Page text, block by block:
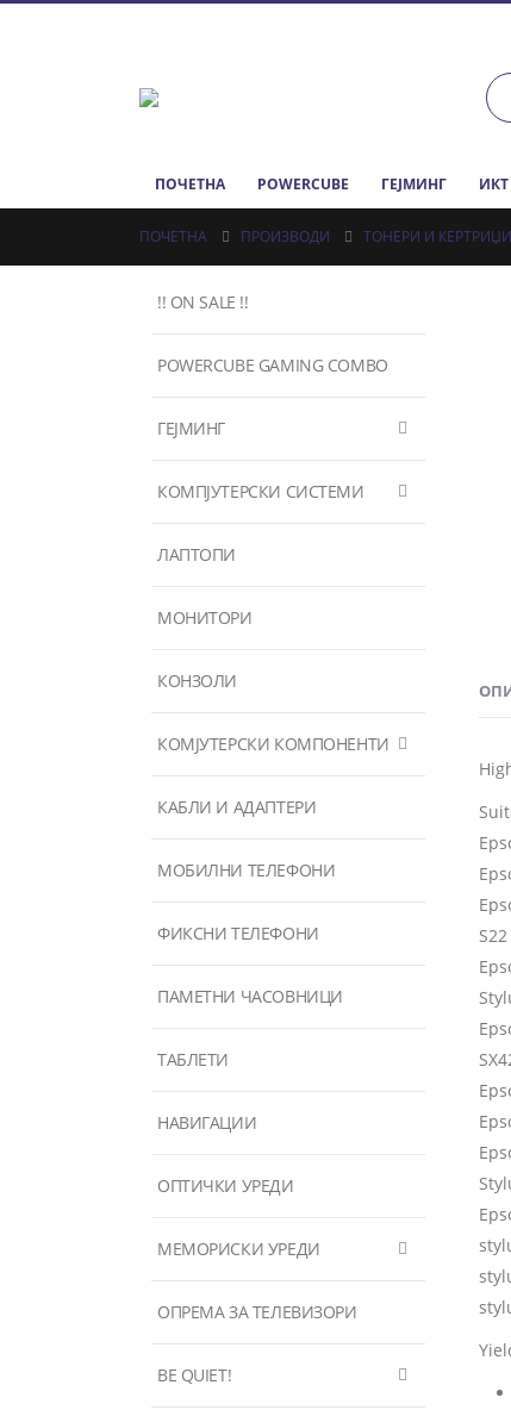
ПОЧЕТНА POWERCUBE ГЕЈМИНГ
ПОЧЕТНА ПРОИЗВОДИ ТОНЕРИ И КЕРТРИЏИ
S22
!! ON SALE !!
POWERCUBE GAMING COMBO
ГЕЈМИНГ
КОМПЈУТЕРСКИ СИСТЕМИ
ЛАПТОПИ
МОНИТОРИ
КОНЗОЛИ
КОМЈУТЕРСКИ КОМПОНЕНТИ
КАБЛИ И АДАПТЕРИ
МОБИЛНИ ТЕЛЕФОНИ
ФИКСНИ ТЕЛЕФОНИ
ПАМЕТНИ ЧАСОВНИЦИ
ТАБЛЕТИ
НАВИГАЦИИ
ОПТИЧКИ УРЕДИ
МЕМОРИСКИ УРЕДИ
ОПРЕМА ЗА ТЕЛЕВИЗОРИ
BE QUIET!